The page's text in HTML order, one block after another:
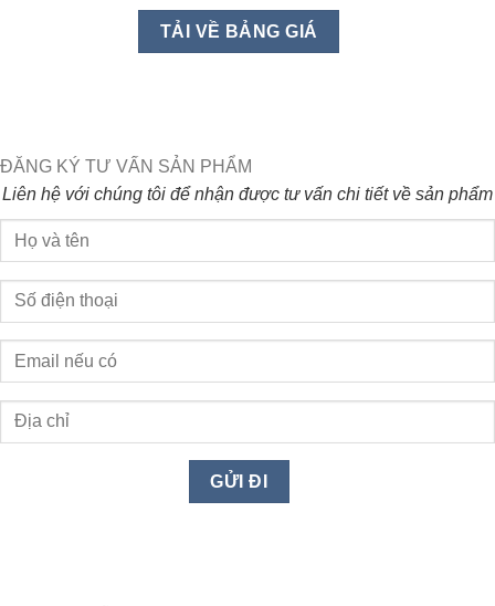
ĐĂNG KÝ TƯ VẤN SẢN PHẨM
Liên hệ với chúng tôi để nhận được tư vấn chi tiết về sản phẩm